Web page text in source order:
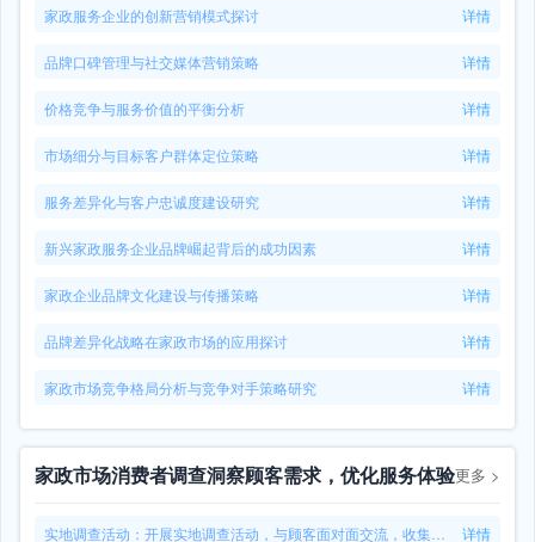
家政服务企业的创新营销模式探讨 详情
品牌口碑管理与社交媒体营销策略 详情
价格竞争与服务价值的平衡分析 详情
市场细分与目标客户群体定位策略 详情
服务差异化与客户忠诚度建设研究 详情
新兴家政服务企业品牌崛起背后的成功因素 详情
家政企业品牌文化建设与传播策略 详情
品牌差异化战略在家政市场的应用探讨 详情
家政市场竞争格局分析与竞争对手策略研究 详情
家政市场消费者调查洞察顾客需求，优化服务体验更多 >
详情